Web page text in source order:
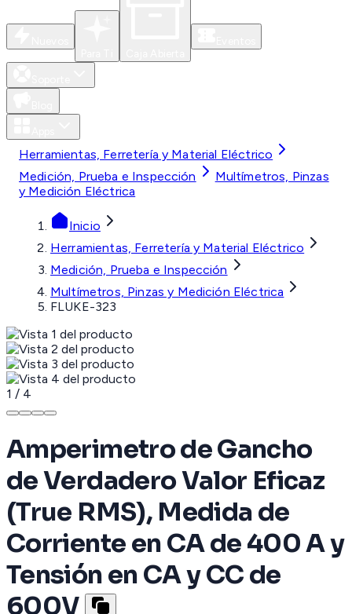
Herramientas, Ferretería y Material Eléctrico
Medición, Prueba e Inspección
Multímetros, Pinzas
y Medición Eléctrica
Inicio
Herramientas, Ferretería y Material Eléctrico
Medición, Prueba e Inspección
Multímetros, Pinzas y Medición Eléctrica
FLUKE-323
1 / 4
Amperimetro de Gancho
de Verdadero Valor Eficaz
(True RMS), Medida de
Corriente en CA de 400 A y
Tensión en CA y CC de
600V